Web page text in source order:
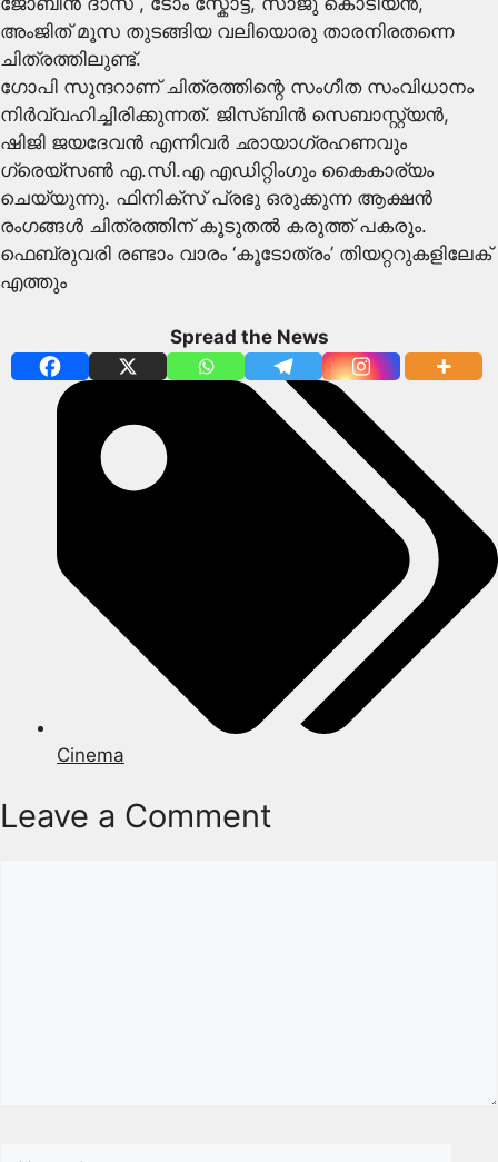
അംജിത് മൂസ തുടങ്ങിയ വലിയൊരു താരനിരതന്നെ
ചിത്രത്തിലുണ്ട്.
​ഗോപി സുന്ദറാണ് ചിത്രത്തിന്റെ സംഗീത സംവിധാനം
നിർവ്വഹിച്ചിരിക്കുന്നത്. ജിസ്ബിൻ സെബാസ്റ്റ്യൻ,
ഷിജി ജയദേവൻ എന്നിവർ ഛായാഗ്രഹണവും
ഗ്രെയ്‌സൺ എ.സി.എ എഡിറ്റിംഗും കൈകാര്യം
ചെയ്യുന്നു. ഫിനിക്സ് പ്രഭു ഒരുക്കുന്ന ആക്ഷൻ
രംഗങ്ങൾ ചിത്രത്തിന് കൂടുതൽ കരുത്ത് പകരും.
​ഫെബ്രുവരി രണ്ടാം വാരം ‘കൂടോത്രം’ തിയറ്ററുകളിലേക്
എത്തും
Spread the News
Cinema
Leave a Comment